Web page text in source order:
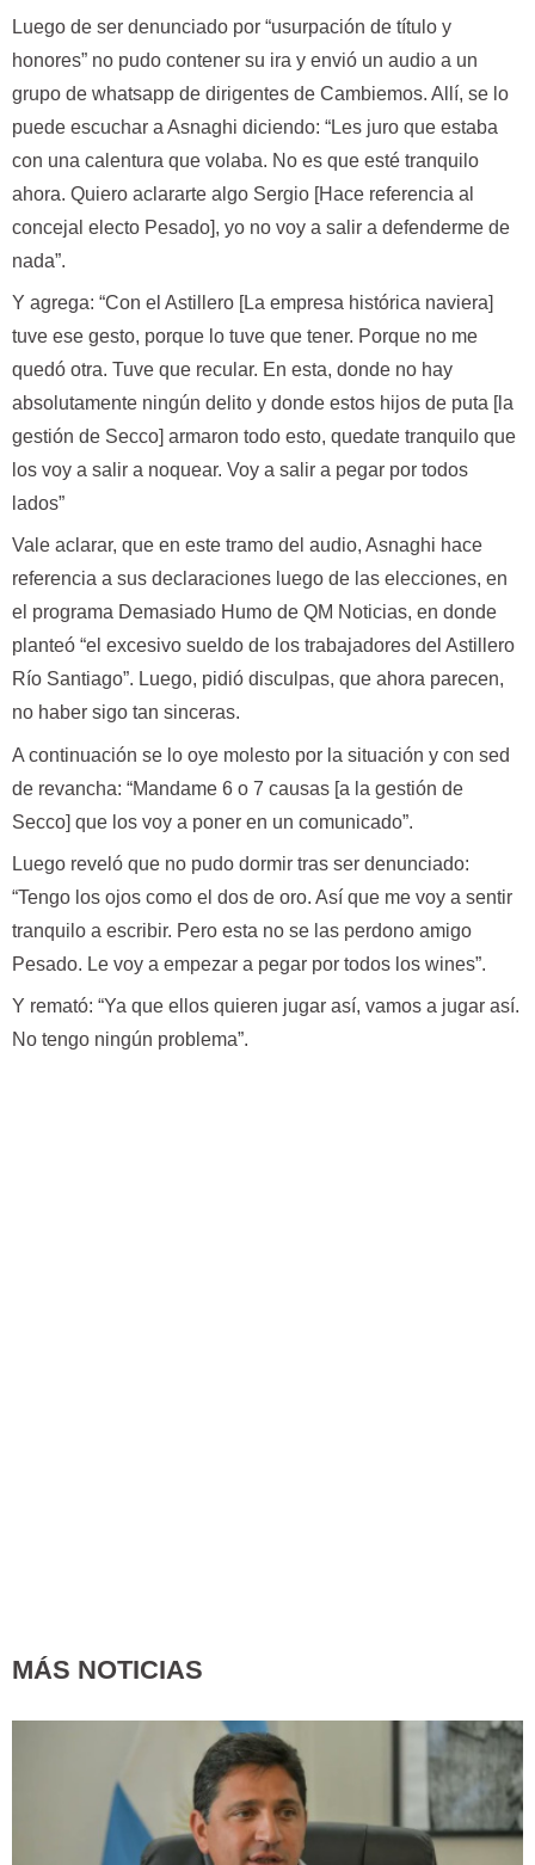
Luego de ser denunciado por “usurpación de título y
honores” no pudo contener su ira y envió un audio a un
grupo de whatsapp de dirigentes de Cambiemos. Allí, se lo
puede escuchar a Asnaghi diciendo: “Les juro que estaba
con una calentura que volaba. No es que esté tranquilo
ahora. Quiero aclararte algo Sergio [Hace referencia al
concejal electo Pesado], yo no voy a salir a defenderme de
nada”.
Y agrega: “Con el Astillero [La empresa histórica naviera]
tuve ese gesto, porque lo tuve que tener. Porque no me
quedó otra. Tuve que recular. En esta, donde no hay
absolutamente ningún delito y donde estos hijos de puta [la
gestión de Secco] armaron todo esto, quedate tranquilo que
los voy a salir a noquear. Voy a salir a pegar por todos
lados”
Vale aclarar, que en este tramo del audio, Asnaghi hace
referencia a sus declaraciones luego de las elecciones, en
el programa Demasiado Humo de QM Noticias, en donde
planteó “el excesivo sueldo de los trabajadores del Astillero
Río Santiago”. Luego, pidió disculpas, que ahora parecen,
no haber sigo tan sinceras.
A continuación se lo oye molesto por la situación y con sed
de revancha: “Mandame 6 o 7 causas [a la gestión de
Secco] que los voy a poner en un comunicado”.
Luego reveló que no pudo dormir tras ser denunciado:
“Tengo los ojos como el dos de oro. Así que me voy a sentir
tranquilo a escribir. Pero esta no se las perdono amigo
Pesado. Le voy a empezar a pegar por todos los wines”.
Y remató: “Ya que ellos quieren jugar así, vamos a jugar así.
No tengo ningún problema”.
MÁS NOTICIAS